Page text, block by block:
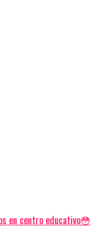
en centro educativo😳